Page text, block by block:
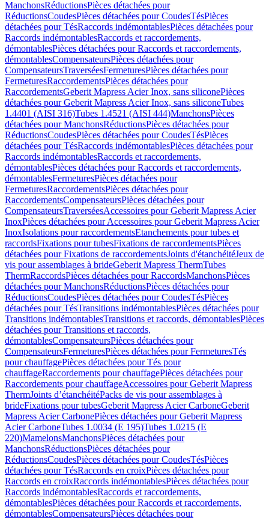
ManchonsRéductionsPièces détachées pour
RéductionsCoudesPièces détachées pour CoudesTésPièces
détachées pour TésRaccords indémontablesPièces détachées pour
Raccords indémontablesRaccords et raccordements,
démontablesPièces détachées pour Raccords et raccordements,
démontablesCompensateursPièces détachées pour
CompensateursTraverséesFermeturesPièces détachées pour
FermeturesRaccordementsPièces détachées pour
RaccordementsGeberit Mapress Acier Inox, sans siliconePièces
détachées pour Geberit Mapress Acier Inox, sans siliconeTubes
1.4401 (AISI 316)Tubes 1.4521 (AISI 444)ManchonsPièces
détachées pour ManchonsRéductionsPièces détachées pour
RéductionsCoudesPièces détachées pour CoudesTésPièces
détachées pour TésRaccords indémontablesPièces détachées pour
Raccords indémontablesRaccords et raccordements,
démontablesPièces détachées pour Raccords et raccordements,
démontablesFermeturesPièces détachées pour
FermeturesRaccordementsPièces détachées pour
RaccordementsCompensateursPièces détachées pour
CompensateursTraverséesAccessoires pour Geberit Mapress Acier
InoxPièces détachées pour Accessoires pour Geberit Mapress Acier
InoxIsolations pour raccordementsEtanchements pour tubes et
raccordsFixations pour tubesFixations de raccordementsPièces
détachées pour Fixations de raccordementsJoints d'étanchéitéJeux de
vis pour assemblages à brideGeberit Mapress ThermTubes
ThermRaccordsPièces détachées pour RaccordsManchonsPièces
détachées pour ManchonsRéductionsPièces détachées pour
RéductionsCoudesPièces détachées pour CoudesTésPièces
détachées pour TésTransitions indémontablesPièces détachées pour
Transitions indémontablesTransitions et raccords, démontablesPièces
détachées pour Transitions et raccords,
démontablesCompensateursPièces détachées pour
CompensateursFermeturesPièces détachées pour FermeturesTés
pour chauffagePièces détachées pour Tés pour
chauffageRaccordements pour chauffagePièces détachées pour
Raccordements pour chauffageAccessoires pour Geberit Mapress
ThermJoints d’étanchéitéPacks de vis pour assemblages à
brideFixations pour tubesGeberit Mapress Acier CarboneGeberit
Mapress Acier CarbonePièces détachées pour Geberit Mapress
Acier CarboneTubes 1.0034 (E 195)Tubes 1.0215 (E
220)MamelonsManchonsPièces détachées pour
ManchonsRéductionsPièces détachées pour
RéductionsCoudesPièces détachées pour CoudesTésPièces
détachées pour TésRaccords en croixPièces détachées pour
Raccords en croixRaccords indémontablesPièces détachées pour
Raccords indémontablesRaccords et raccordements,
démontablesPièces détachées pour Raccords et raccordements,
démontablesCompensateursPièces détachées pour